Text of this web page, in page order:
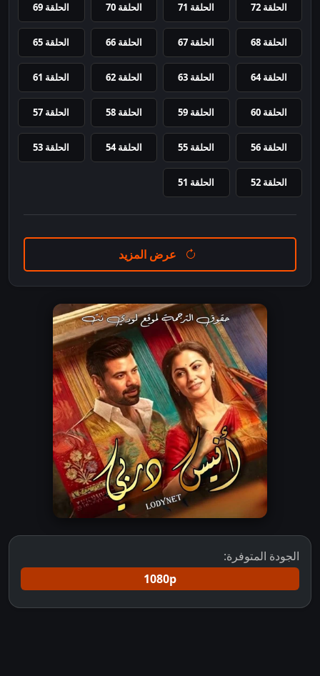
الحلقة 72 الحلقة 71 الحلقة 70 الحلقة 69
الحلقة 68 الحلقة 67 الحلقة 66 الحلقة 65
الحلقة 64 الحلقة 63 الحلقة 62 الحلقة 61
الحلقة 60 الحلقة 59 الحلقة 58 الحلقة 57
الحلقة 56 الحلقة 55 الحلقة 54 الحلقة 53
الحلقة 52 الحلقة 51
عرض المزيد
الجودة المتوفرة:
1080p